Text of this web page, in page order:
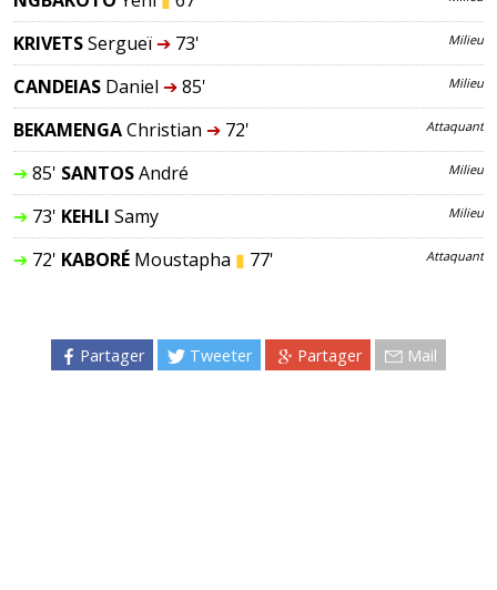
KRIVETSSergueï ➔73' Milieu
CANDEIAS Daniel ➔85' Milieu
BEKAMENGAChristian ➔72' Attaquant
➔85' SANTOSAndré Milieu
➔73' KEHLI Samy Milieu
➔72' KABORÉ Moustapha ▮ 77' Attaquant
Partager Tweeter Partager Mail